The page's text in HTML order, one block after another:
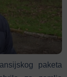
paketa